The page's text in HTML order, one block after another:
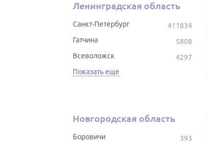
Ленинградская область
411834
Санкт-Петербург
5808
Гатчина
4297
Всеволожск
Показать еще
Новгородская область
393
Боровичи